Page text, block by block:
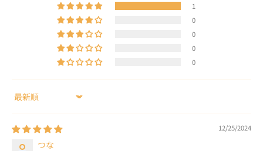
1
0
0
0
0
Sort by
12/25/2024
つな